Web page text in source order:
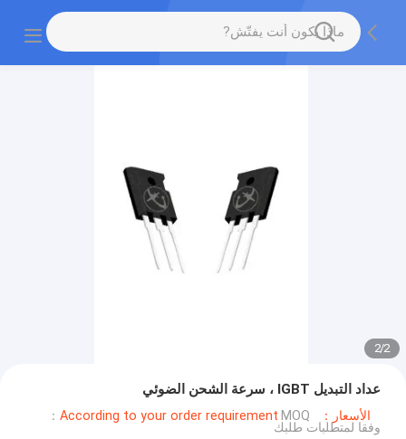
2
/
2
عداد التبديل IGBT ، سرعة الشحن الضوئي
الأسعار：According to your order requirement MOQ：
وفقا لمتطلبات طلبك